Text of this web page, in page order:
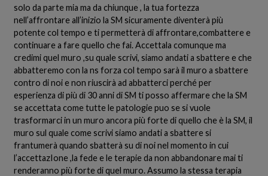
solo da parte mia ma da chiunque , la tua fortezza
nell’affrontare all’inizio la SM sicuramente diventerà più
potente col tempo e ti permetterà di affrontare,combattere e
continuare a fare quello che fai. Accettala comunque ma
credimi quel muro ,su quale scrivi, siamo andati a sbattere e che
abbatteremo con la ns forza col tempo sarà il muro a sbattere
contro di noi e non riuscirà ad abbatterci perché per
esperienza di più di 30 anni di SM ti posso affermare che la SM
se accettata come tutte le patologie puo se si vuole
trasformarci in un muro ancora più forte di quello che è la SM, il
muro sul quale come scrivi siamo andati a sbattere si
frantumerà quando sbatterà su di noi nel momento in cui
l’accettazIone ,la fede e le terapie da non abbandonare mai ti
renderanno più forte di quel muro. Assumo la stessa terapia